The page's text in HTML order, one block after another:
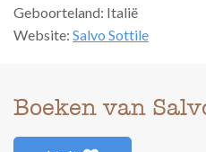
Geboorteland: Italië
Website: Salvo Sottile
Boeken van